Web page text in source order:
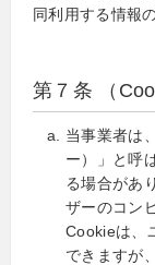
同利用する情報
第７条 （
当事業者は
ー）」と呼
る場合があ
ザーのコン
Cookieは、
できますが